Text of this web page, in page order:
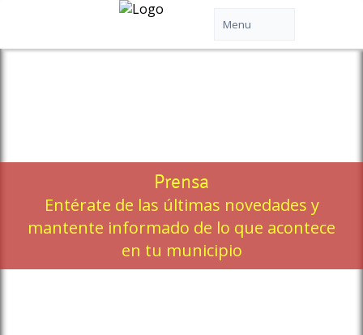
Prensa
Entérate de las últimas novedades y
mantente informado de lo que acontece
en tu municipio